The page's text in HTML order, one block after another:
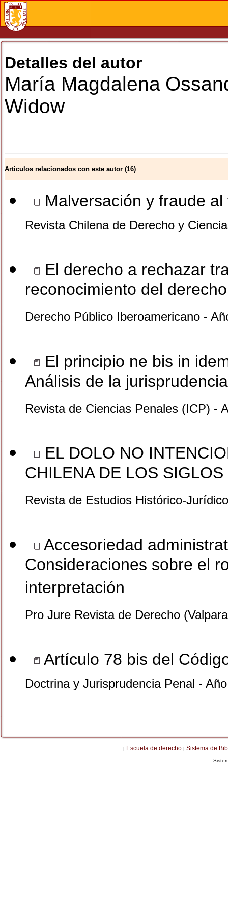
Detalles del autor
María Magdalena
Widow
Articulos relacionados con este autor (16)
Malversación y fraude al
Revista Chilena de Derecho y
El derecho a rechazar
reconocimiento del
Derecho Público Iberoamericano -
El principio ne bis in
Análisis de la
Revista de Ciencias Penales (ICP) -
EL DOLO NO
CHILENA DE LOS
Revista de Estudios Histórico-
Accesoriedad
Consideraciones sobre el
interpretación
Pro Jure Revista de Derecho
Artículo 78 bis del
Doctrina y Jurisprudencia Penal -
| Escuela de derecho | Sistema de